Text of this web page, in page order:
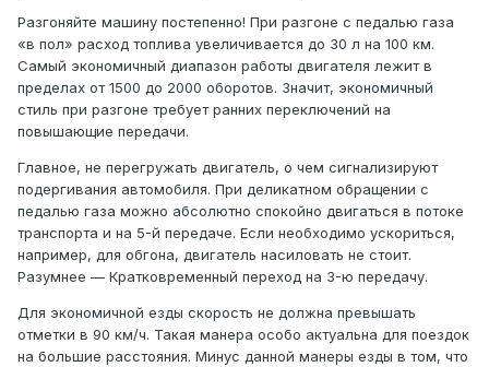
Разгоняйте машину постепенно! При разгоне с педалью газа
«в пол» расход топлива увеличивается до 30 л на 100 км.
Самый экономичный диапазон работы двигателя лежит в
пределах от 1500 до 2000 оборотов. Значит, экономичный
стиль при разгоне требует ранних переключений на
повышающие передачи.
Главное, не перегружать двигатель, о чем сигнализируют
подергивания автомобиля. При деликатном обращении с
педалью газа можно абсолютно спокойно двигаться в потоке
транспорта и на 5-й передаче. Если необходимо ускориться,
например, для обгона, двигатель насиловать не стоит.
Разумнее — Кратковременный переход на 3-ю передачу.
Для экономичной езды скорость не должна превышать
отметки в 90 км/ч. Такая манера особо актуальна для поездок
на большие расстояния. Минус данной манеры езды в том, что